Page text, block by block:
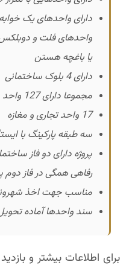
دارای واحدهای یک
واحدهای فلت و دوبلکس
یا باغچه هستن
دارای 4 بلوک ساختمانی
مجموعا دارای 127 واحد مسکونی
17 واحد تجاری و مغازه
سه طبقه پارکینگ با
پروژه دارای دو فاز
رفاهی همگی در فاز دوم
مناسب جهت اخذ
سند واحدها آماده
برای اطلاعات بیشتر و